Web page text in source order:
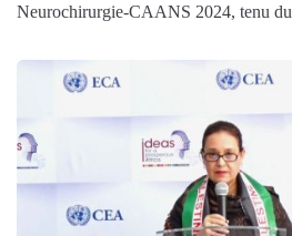
Neurochirurgie-CAANS 2024, tenu du